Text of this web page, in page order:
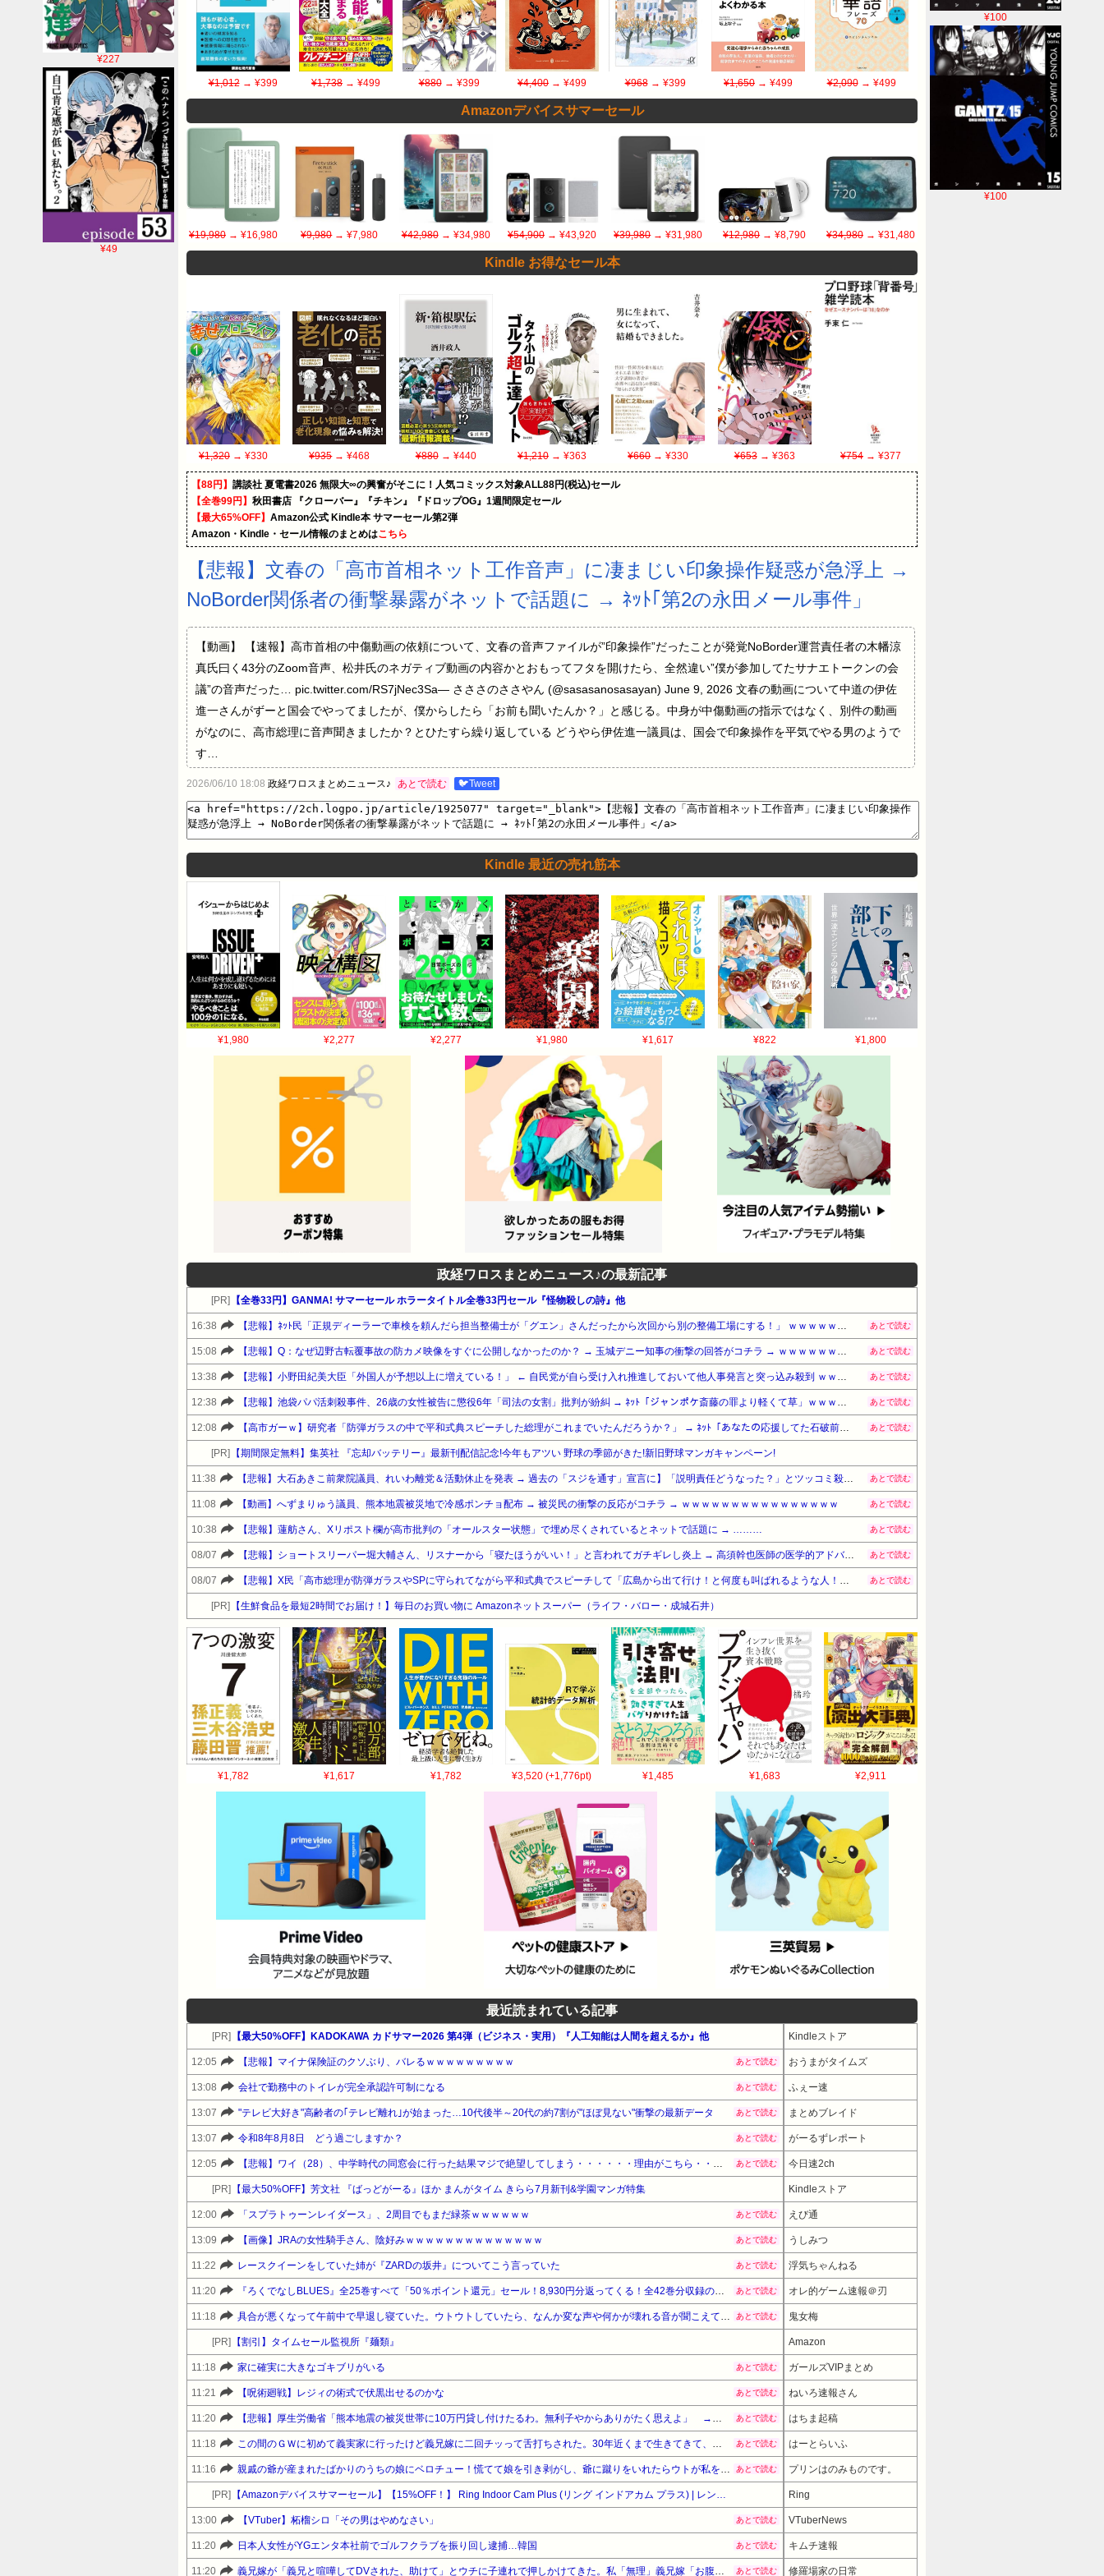
¥100
¥100
¥227
¥49
¥1,012→ ¥399 ¥1,738 → ¥499 ¥880→ ¥399 ¥4,400 → ¥499 ¥968→ ¥399 ¥1,650 → ¥499 ¥2,090→ ¥499
Amazonデバイスサマーセール
¥19,980 → ¥16,980 ¥9,980→ ¥7,980 ¥42,980→ ¥34,980 ¥54,900→ ¥43,920 ¥39,980→ ¥31,980 ¥12,980→ ¥8,790 ¥34,980→ ¥31,480
Kindle お得なセール本
¥1,320 → ¥330 ¥935→ ¥468 ¥880→ ¥440 ¥1,210→ ¥363 ¥660→ ¥330 ¥653→ ¥363 ¥754→ ¥377
【88円】 講談社 夏電書2026 無限大∞の興奮がそこに！人気コミックス対象ALL88円(税込)セール
【全巻99円】 秋田書店 『クローバー』『チキン』『ドロップOG』1週間限定セール
【最大65%OFF】 Amazon公式 Kindle本 サマーセール第2弾
Amazon・Kindle・セール情報のまとめはこちら
【悲報】文春の「高市首相ネット工作音声」に凄まじい印象操作疑惑が急浮上 →
NoBorder関係者の衝撃暴露がネットで話題に → ﾈｯﾄ｢第2の永田メール事件」
【動画】 【速報】高市首相の中傷動画の依頼について、文春の音声ファイルが”印象操作”だったことが発覚NoBorder運営責任者の木幡涼
真氏曰く43分のZoom音声、松井氏のネガティブ動画の内容かとおもってフタを開けたら、全然違い”僕が参加してたサナエトークンの会
議”の音声だった… pic.twitter.com/RS7jNec3Sa— さささのささやん (@sasasanosasayan) June 9, 2026 文春の動画について中道の伊佐
進一さんがずーと国会でやってましたが、僕からしたら「お前も聞いたんか？」と感じる。中身が中傷動画の指示ではなく、別件の動画
がなのに、高市総理に音声聞きましたか？とひたすら繰り返している どうやら伊佐進一議員は、国会で印象操作を平気でやる男のようで
す…
2026/06/10 18:08 政経ワロスまとめニュース♪ あとで読む 🐦Tweet
Kindle 最近の売れ筋本
¥1,980 ¥2,277 ¥2,277 ¥1,980 ¥1,617 ¥822 ¥1,800
政経ワロスまとめニュース♪の最新記事
[PR] 【全巻33円】GANMA! サマーセール ホラータイトル全巻33円セール『怪物殺しの詩』他
16:38 あとで読む
15:08 あとで読む
13:38 あとで読む
12:38 あとで読む
12:08 あとで読む
[PR] 【期間限定無料】集英社 『忘却バッテリー』最新刊配信記念!今年もアツい 野球の季節がきた!新旧野球マンガキャンペーン!
11:38 あとで読む
11:08 【動画】へずまりゅう議員、熊本地震被災地で冷感ポンチョ配布 → 被災民の衝撃の反応がコチラ → ｗｗｗｗｗｗｗｗｗｗｗｗｗｗｗｗ あとで読む
10:38 【悲報】蓮舫さん、Xリポスト欄が高市批判の「オールスター状態」で埋め尽くされているとネットで話題に → ……… あとで読む
08/07 【悲報】ショートスリーパー堀大輔さん、リスナーから「寝たほうがいい！」と言われてガチギレし炎上 → 高須幹也医師の医学的アドバイスに激昂 ｗｗｗｗｗｗｗｗｗ あとで読む
08/07 あとで読む
[PR] 【生鮮食品を最短2時間でお届け！】毎日のお買い物に Amazonネットスーパー（ライフ・バロー・成城石井）
¥1,782 ¥1,617 ¥1,782 ¥3,520 (+1,776pt) ¥1,485 ¥1,683 ¥2,911
最近読まれている記事
[PR] 【最大50%OFF】KADOKAWA カドサマー2026 第4弾（ビジネス・実用）『人工知能は人間を超えるか』他 Kindleストア
12:05 【悲報】マイナ保険証のクソぶり、バレるｗｗｗｗｗｗｗｗｗ あとで読む おうまがタイムズ
13:08 会社で勤務中のトイレが完全承認許可制になる あとで読む ふぇー速
13:07 "テレビ大好き"高齢者の｢テレビ離れ｣が始まった…10代後半～20代の約7割が"ほぼ見ない"衝撃の最新データ あとで読む まとめブレイド
13:07 令和8年8月8日 どう過ごしますか？ あとで読む がーるずレポート
12:05 【悲報】ワイ（28）、中学時代の同窓会に行った結果マジで絶望してしまう・・・・・・理由がこちら・・・・・・ あとで読む 今日速2ch
[PR] 【最大50%OFF】芳文社 『ばっどがーる』ほか まんがタイム きらら7月新刊&学園マンガ特集 Kindleストア
12:00 「スプラトゥーンレイダース」、2周目でもまだ緑茶ｗｗｗｗｗｗ あとで読む えび通
13:09 【画像】JRAの女性騎手さん、陰好みｗｗｗｗｗｗｗｗｗｗｗｗｗｗ あとで読む うしみつ
11:22 レースクイーンをしていた姉が『ZARDの坂井』についてこう言っていた あとで読む 浮気ちゃんねる
11:20 『ろくでなしBLUES』全25巻すべて「50％ポイント還元」セール！8,930円分返ってくる！全42巻分収録の文庫版！ヤンキー漫画の頂点！ジャンプ黄金期の伝説的な傑作 あとで読む オレ的ゲーム速報＠刃
11:18 具合が悪くなって午前中で早退し寝ていた。ウトウトしていたら、なんか変な声や何かが壊れる音が聞こえて、なんだろう？と思ってベッドから出て窓の外を見た… あとで読む 鬼女梅
[PR] 【割引】タイムセール監視所『麺類』 Amazon
11:18 家に確実に大きなゴキブリがいる あとで読む ガールズVIPまとめ
11:21 【呪術廻戦】レジィの術式で伏黒出せるのかな あとで読む ねいろ速報さん
11:20 【悲報】厚生労働省「熊本地震の被災世帯に10万円貸し付けたるわ。無利子やからありがたく思えよ」 → セコすぎて大炎上！「何のための税金だ！過去最高税収なのに」 あとで読む はちま起稿
11:18 この間のＧＷに初めて義実家に行ったけど義兄嫁に二回チッって舌打ちされた。30年近くまで生きてきて、舌打ちされたのは人生で初めて あとで読む はーとらいふ
11:16 親戚の爺が産まれたばかりのうちの娘にベロチュー！慌てて娘を引き剥がし、爺に蹴りをいれたらウトが私を叩いたので叩き返し、「悪気は…」という男連中にツバを吐いて帰った！→結果 あとで読む プリンはのみものです。
[PR] 【Amazonデバイスサマーセール】【15%OFF！】 Ring Indoor Cam Plus (リング インドアカム プラス) | レンズカバー付き高画質・広角2Kビデオの屋内用セキュリティカメラ | 4倍ズーム・モーション検知搭載 | Ring Home プラン30日間無料体験付き - ホワイト Ring
13:00 【VTuber】柘榴シロ「その男はやめなさい」 あとで読む VTuberNews
11:20 日本人女性がYGエンタ本社前でゴルフクラブを振り回し逮捕…韓国 あとで読む キムチ速報
11:20 義兄嫁が「義兄と喧嘩してDVされた、助けて」とウチに子連れで押しかけてきた。私「無理」義兄嫁「お腹痛い…苦しい…」私「はぁ」→交番に電話したら、甘いことを言われ… あとで読む 修羅場家の日常